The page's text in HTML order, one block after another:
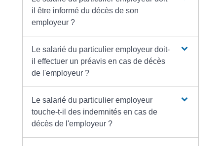
il être informé du décès de son
employeur ?
Le salarié du particulier employeur doit-
il effectuer un préavis en cas de décès
de l'employeur ?
Le salarié du particulier employeur
touche-t-il des indemnités en cas de
décès de l'employeur ?